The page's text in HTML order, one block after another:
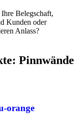
Belegschaft,
Kunden oder
Anlass?
Pinnwände
orange